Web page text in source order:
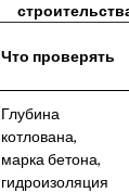
Что проверять
Глубина
котлована,
марка бетона,
гидроизоляция